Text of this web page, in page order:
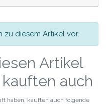
zu diesem Artikel vor.
Artikel
auch
haben, kauften auch folgende